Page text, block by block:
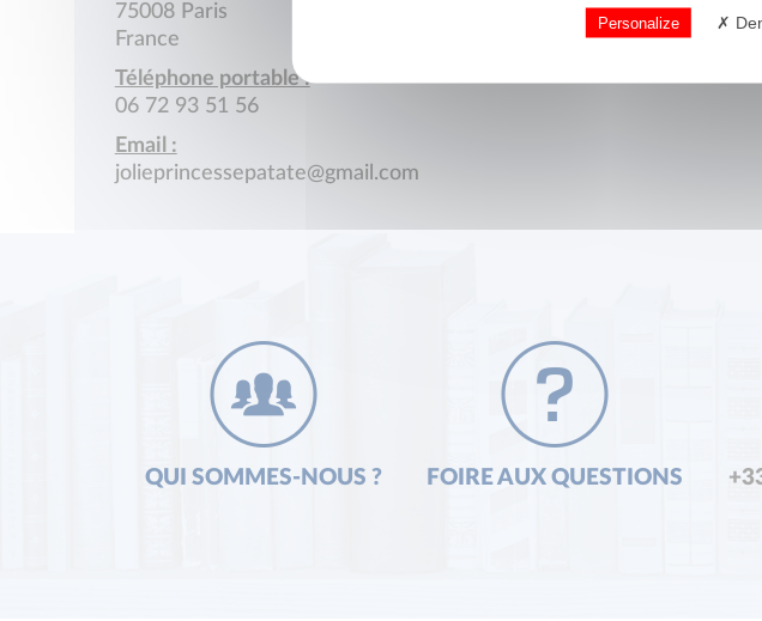
75008 Paris
France
Téléphone portable :
06 72 93 51 56
Email :
jolieprincessepatate@gmail.com
QUI SOMMES-NOUS ? FOIRE AUX QUESTIONS
Personalize